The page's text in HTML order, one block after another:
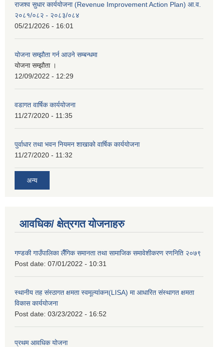
राजश्व सुधार कार्ययोजना (Revenue Improvement Action Plan) आ.व.
२०८१/०८२ - २०८३/०८४
05/21/2026 - 16:01
योजना सम्झौता गर्न आउने सम्बन्धमा
योजना सम्झौता ।
12/09/2022 - 12:29
वडागत वार्षिक कार्ययोजना
11/27/2020 - 11:35
पुर्वाधार तथा भवन नियमन शाखाको वार्षिक कार्ययोजना
11/27/2020 - 11:32
अन्य
आवधिक/ क्षेत्रगत योजनाहरु
गण्डकी गाउँपालिका लैँगिक समानता तथा सामाजिक समावेशीकरण रणनिति २०७९
Post date: 07/01/2022 - 10:31
स्थानीय तह संस्ठागत क्षमता स्वमूल्यांकन(LISA) मा आधारित संस्थागत क्षमता
विकास कार्ययोजना
Post date: 03/23/2022 - 16:52
प्रथम आवधिक योजना